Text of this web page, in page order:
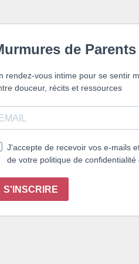
de
rendez-vous intime pour se sentir
douceur, récits et ressources
J'accepte de recevoir vos e-mails
de votre politique de confidentialité
S'INSCRIRE